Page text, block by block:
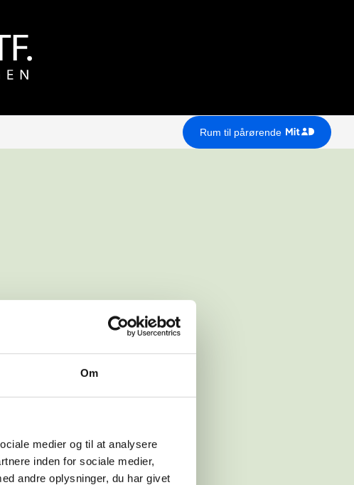
Om
medier og til at analysere
inden for sociale medier,
andre oplysninger, du har givet
Rum til pårørende
Prøv venligst igen